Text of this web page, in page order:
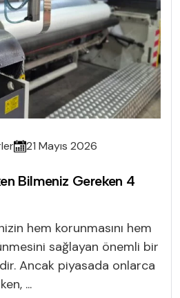
21 Mayıs 2026
Bilmeniz Gereken 4
hem korunmasını hem
sağlayan önemli bir
Ancak piyasada onlarca
...